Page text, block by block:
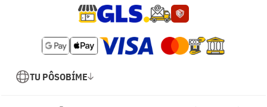
TU PÔSOBÍME